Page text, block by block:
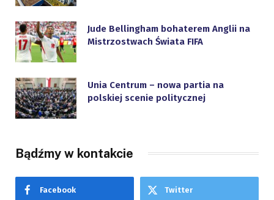
Jude Bellingham bohaterem Anglii na
Mistrzostwach Świata FIFA
Unia Centrum – nowa partia na
polskiej scenie politycznej
Bądźmy w kontakcie
Facebook Twitter